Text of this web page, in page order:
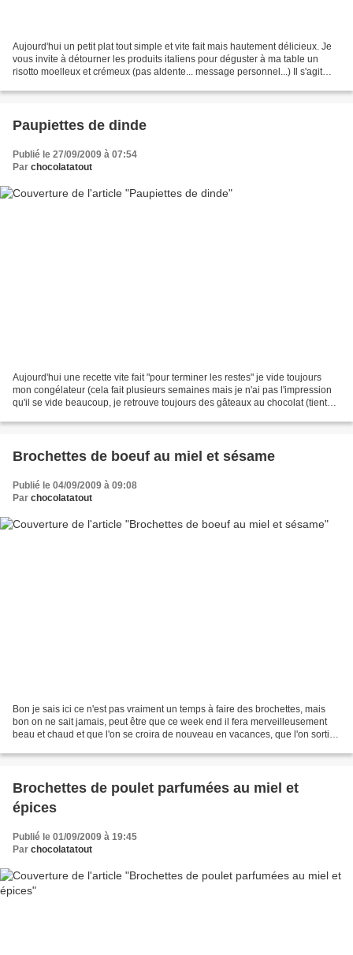
Aujourd'hui un petit plat tout simple et vite fait mais hautement délicieux. Je
vous invite à détourner les produits italiens pour déguster à ma table un
risotto moelleux et crémeux (pas aldente... message personnel...) Il s'agit
Paupiettes de dinde
Publié le 27/09/2009 à 07:54
Par chocolatatout
Aujourd'hui une recette vite fait "pour terminer les restes" je vide toujours
mon congélateur (cela fait plusieurs semaines mais je n'ai pas l'impression
qu'il se vide beaucoup, je retrouve toujours des gâteaux au chocolat (tient
Brochettes de boeuf au miel et sésame
Publié le 04/09/2009 à 09:08
Par chocolatatout
Bon je sais ici ce n'est pas vraiment un temps à faire des brochettes, mais
bon on ne sait jamais, peut être que ce week end il fera merveilleusement
beau et chaud et que l'on se croira de nouveau en vacances, que l'on sortira
Brochettes de poulet parfumées au miel et
épices
Publié le 01/09/2009 à 19:45
Par chocolatatout